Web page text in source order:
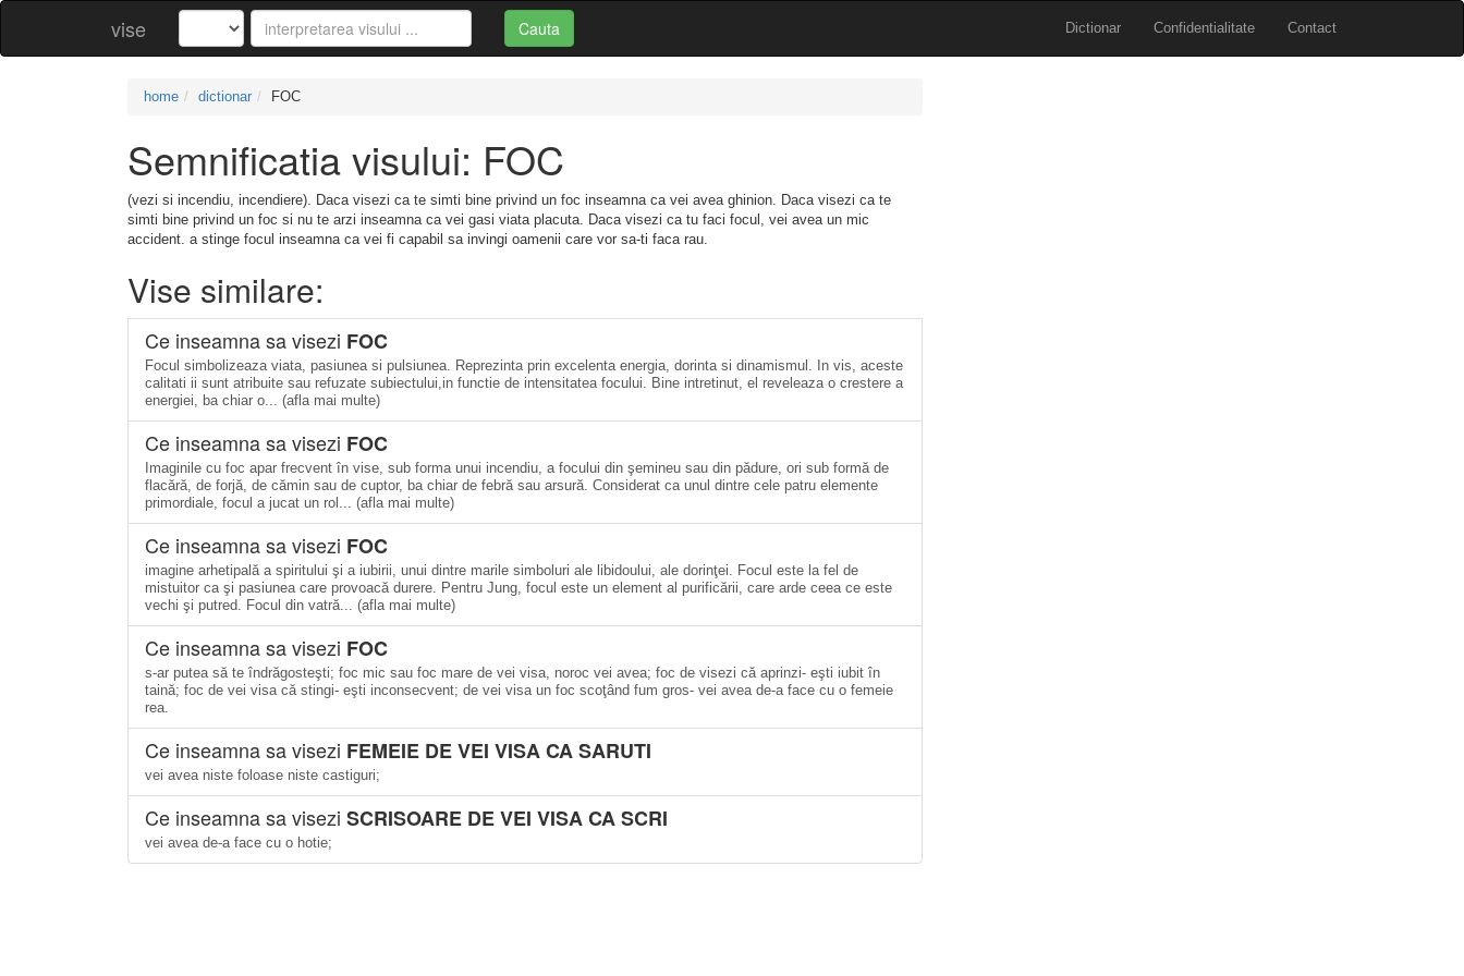
vise Dictionar Confidentialitate Contact
Cauta
home dictionar FOC
Semnificatia visului: FOC
(vezi si incendiu, incendiere). Daca visezi ca te simti bine privind un foc inseamna ca vei avea ghinion. Daca visezi ca te
simti bine privind un foc si nu te arzi inseamna ca vei gasi viata placuta. Daca visezi ca tu faci focul, vei avea un mic
accident. a stinge focul inseamna ca vei fi capabil sa invingi oamenii care vor sa-ti faca rau.
Vise similare:
Ce inseamna sa visezi FOC
Focul simbolizeaza viata, pasiunea si pulsiunea. Reprezinta prin excelenta energia, dorinta si dinamismul. In vis, aceste
calitati ii sunt atribuite sau refuzate subiectului,in functie de intensitatea focului. Bine intretinut, el reveleaza o crestere a
energiei, ba chiar o... (afla mai multe)
Ce inseamna sa visezi FOC
Imaginile cu foc apar frecvent în vise, sub forma unui incendiu, a focului din şemineu sau din pădure, ori sub formă de
flacără, de forjă, de cămin sau de cuptor, ba chiar de febră sau arsură. Considerat ca unul dintre cele patru elemente
primordiale, focul a jucat un rol... (afla mai multe)
Ce inseamna sa visezi FOC
imagine arhetipală a spiritului şi a iubirii, unui dintre marile simboluri ale libidoului, ale dorinţei. Focul este la fel de
mistuitor ca şi pasiunea care provoacă durere. Pentru Jung, focul este un element al purificării, care arde ceea ce este
vechi şi putred. Focul din vatră... (afla mai multe)
Ce inseamna sa visezi FOC
s-ar putea să te îndrăgosteşti; foc mic sau foc mare de vei visa, noroc vei avea; foc de visezi că aprinzi- eşti iubit în
taină; foc de vei visa că stingi- eşti inconsecvent; de vei visa un foc scoţând fum gros- vei avea de-a face cu o femeie
rea.
Ce inseamna sa visezi FEMEIE DE VEI VISA CA SARUTI
vei avea niste foloase niste castiguri;
Ce inseamna sa visezi SCRISOARE DE VEI VISA CA SCRI
vei avea de-a face cu o hotie;